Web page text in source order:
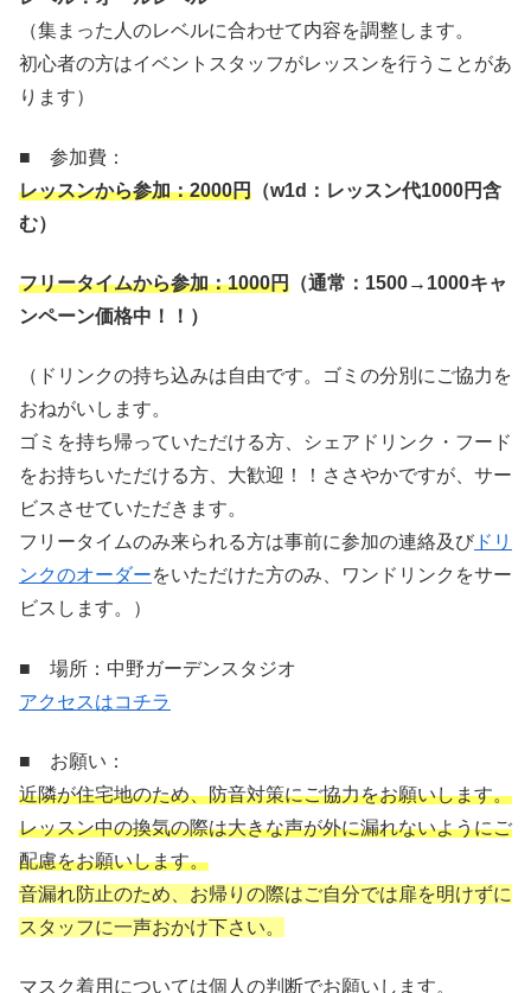
（集まった人のレベルに合わせて内容を調整します。
初心者の方はイベントスタッフがレッスンを行うことがあ
ります）
■ 参加費：
レッスンから参加：2000円 （w1d ：レッスン代1000円含
む）
フリータイムから参加：1000円 （通常： 1500→1000キャ
ンペーン価格中！！）
（ドリンクの持ち込みは自由です。ゴミの分別にご協力を
おねがいします。
ゴミを持ち帰っていただける方、シェアドリンク・フード
をお持ちいただける方、大歓迎！！ささやかですが、サー
ビスさせていただきます。
フリータイムのみ来られる方は事前に参加の連絡及び ドリ
ンクのオーダーをいただけた方のみ、ワンドリンクをサー
ビスします。）
■ 場所：中野ガーデンスタジオ
アクセスはコチラ
■ お願い：
近隣が住宅地のため、防音対策にご協力をお願いします。
レッスン中の換気の際は大きな声が外に漏れないようにご
配慮をお願いします。
音漏れ防止のため、お帰りの際はご自分では扉を明けずに
スタッフに一声おかけ下さい。
マスク着用については個人の判断でお願いします。